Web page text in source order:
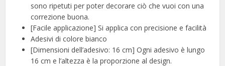
sono ripetuti per poter decorare ciò che vuoi con una
correzione buona.
[Facile applicazione] Si applica con precisione e facilità
Adesivi di colore bianco
[Dimensioni dell’adesivo: 16 cm] Ogni adesivo è lungo
16 cm e l’altezza è la proporzione al design.